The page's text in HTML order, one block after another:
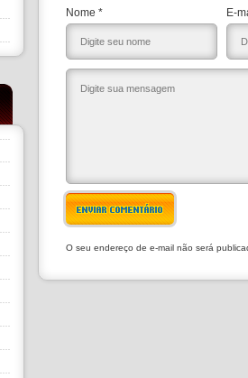
Nome * E-
ENVIAR COMENTÁRIO
O seu endereço de e-mail não será